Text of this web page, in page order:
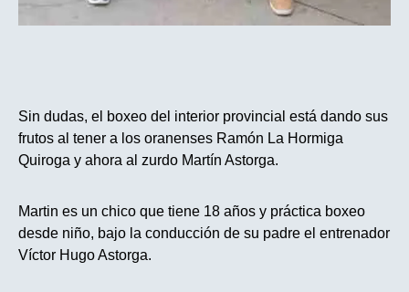
Sin dudas, el boxeo del interior provincial está dando sus
frutos al tener a los oranenses Ramón La Hormiga
Quiroga y ahora al zurdo Martín Astorga.
Martin es un chico que tiene 18 años y práctica boxeo
desde niño, bajo la conducción de su padre el entrenador
Víctor Hugo Astorga.